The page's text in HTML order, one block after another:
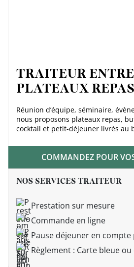
TRAITEUR
PLATEAUX REPAS
Réunion d’équipe, séminaire,
nous proposons plateaux repas,
cocktail et petit-déjeuner livrés au
COMMANDEZ POUR
NOS SERVICES TRAITEUR
Prestation sur mesure
Commande en ligne
Pause déjeuner en compte
Règlement : Carte bleue